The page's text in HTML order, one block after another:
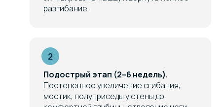
разгибание.
Подострый этап (2–6 недель).
Постепенное увеличение сгибания,
мостик, полуприседы у стены до